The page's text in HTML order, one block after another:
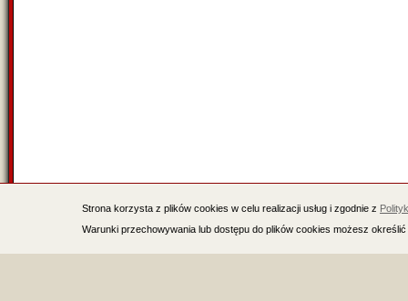
Strona korzysta z plików cookies w celu realizacji usług i zgodnie z
Warunki przechowywania lub dostępu do plików cookies możesz